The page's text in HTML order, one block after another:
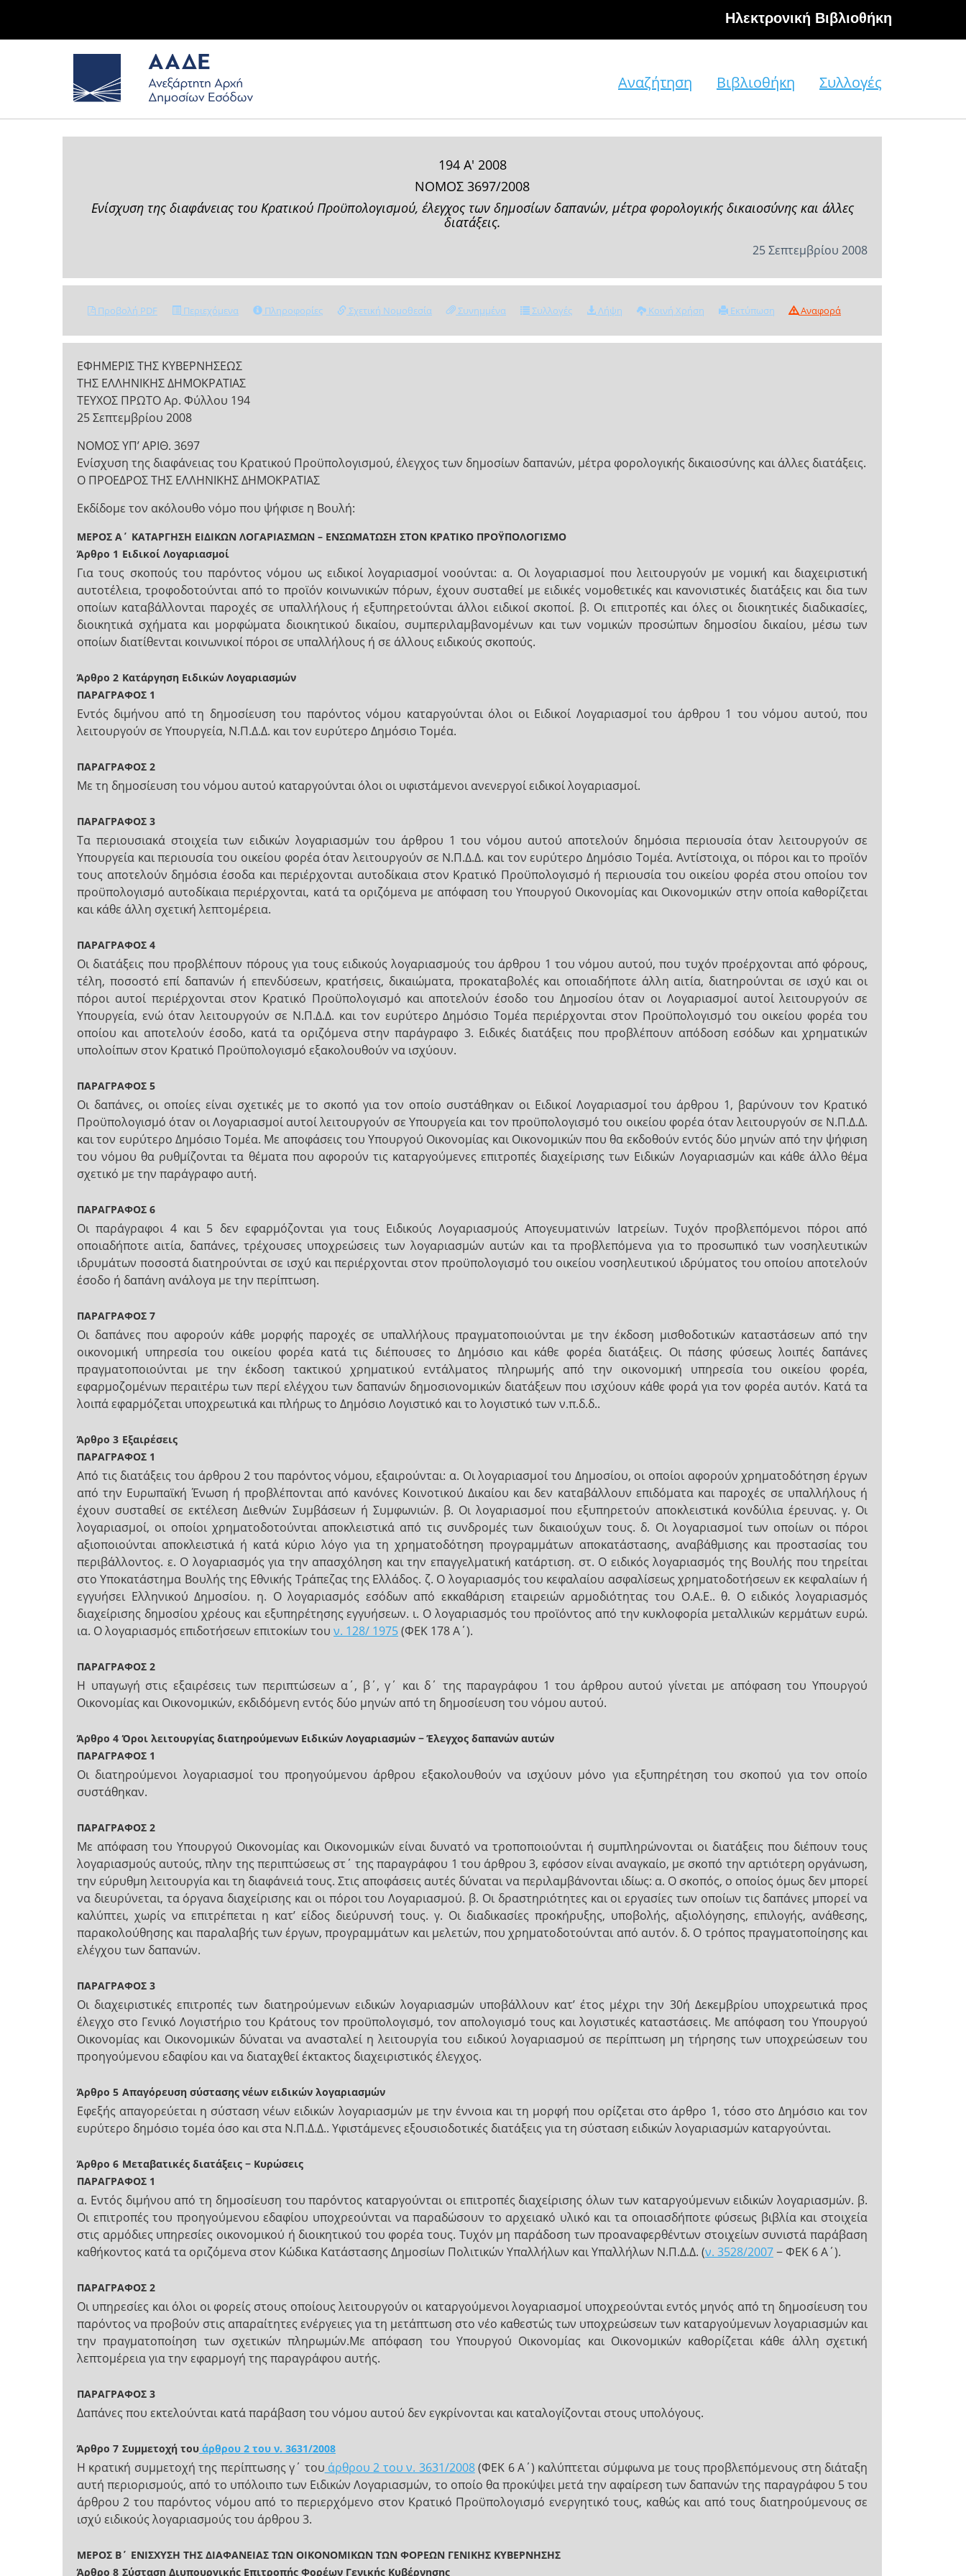
Hλεκτρονική Βιβλιοθήκη
Αναζήτηση Βιβλιοθήκη Συλλογές
194 Α' 2008
ΝΟΜΟΣ 3697/2008
Ενίσχυση της διαφάνειας του Κρατικού Προϋπολογισμού, έλεγχος των δημοσίων δαπανών, μέτρα φορολογικής δικαιοσύνης και άλλες
διατάξεις.
25 Σεπτεμβρίου 2008
Προβολή PDF Περιεχόμενα Πληροφορίες Σχετική Νομοθεσία Συνημμένα Συλλογές Λήψη Κοινή Χρήση Εκτύπωση Αναφορά
ΕΦΗΜΕΡΙΣ ΤΗΣ ΚΥΒΕΡΝΗΣΕΩΣ
ΤΗΣ ΕΛΛΗΝΙΚΗΣ ΔΗΜΟΚΡΑΤΙΑΣ
ΤΕΥΧΟΣ ΠΡΩΤΟ Αρ. Φύλλου 194
25 Σεπτεμβρίου 2008
NOMOΣ ΥΠ’ ΑΡΙΘ. 3697
Ενίσχυση της διαφάνειας του Κρατικού Προϋπολογισμού, έλεγχος των δημοσίων δαπανών, μέτρα φορολογικής δικαιοσύνης και άλλες διατάξεις.
Ο ΠΡΟΕΔΡΟΣ ΤΗΣ ΕΛΛΗΝΙΚΗΣ ΔΗΜΟΚΡΑΤΙΑΣ
Εκδίδομε τον ακόλουθο νόμο που ψήφισε η Βουλή:
ΜΕΡΟΣ Α΄ ΚΑΤΑΡΓΗΣΗ ΕΙΔΙΚΩΝ ΛΟΓΑΡΙΑΣΜΩΝ – ΕΝΣΩΜΑΤΩΣΗ ΣΤΟΝ ΚΡΑΤΙΚΟ ΠΡΟΫΠΟΛΟΓΙΣΜΟ
Άρθρο 1 Ειδικοί Λογαριασμοί
Για τους σκοπούς του παρόντος νόμου ως ειδικοί λογαριασμοί νοούνται: α. Οι λογαριασμοί που λειτουργούν με νομική και διαχειριστική
αυτοτέλεια, τροφοδοτούνται από το προϊόν κοινωνικών πόρων, έχουν συσταθεί με ειδικές νομοθετικές και κανονιστικές διατάξεις και δια των
οποίων καταβάλλονται παροχές σε υπαλλήλους ή εξυπηρετούνται άλλοι ειδικοί σκοποί. β. Οι επιτροπές και όλες οι διοικητικές διαδικασίες,
διοικητικά σχήματα και μορφώματα διοικητικού δικαίου, συμπεριλαμβανομένων και των νομικών προσώπων δημοσίου δικαίου, μέσω των
οποίων διατίθενται κοινωνικοί πόροι σε υπαλλήλους ή σε άλλους ειδικούς σκοπούς.
Άρθρο 2 Κατάργηση Ειδικών Λογαριασμών
ΠΑΡΑΓΡΑΦΟΣ 1
Εντός διμήνου από τη δημοσίευση του παρόντος νόμου καταργούνται όλοι οι Ειδικοί Λογαριασμοί του άρθρου 1 του νόμου αυτού, που
λειτουργούν σε Υπουργεία, Ν.Π.Δ.Δ. και τον ευρύτερο Δημόσιο Τομέα.
ΠΑΡΑΓΡΑΦΟΣ 2
Με τη δημοσίευση του νόμου αυτού καταργούνται όλοι οι υφιστάμενοι ανενεργοί ειδικοί λογαριασμοί.
ΠΑΡΑΓΡΑΦΟΣ 3
Τα περιουσιακά στοιχεία των ειδικών λογαριασμών του άρθρου 1 του νόμου αυτού αποτελούν δημόσια περιουσία όταν λειτουργούν σε
Υπουργεία και περιουσία του οικείου φορέα όταν λειτουργούν σε Ν.Π.Δ.Δ. και τον ευρύτερο Δημόσιο Τομέα. Αντίστοιχα, οι πόροι και το προϊόν
τους αποτελούν δημόσια έσοδα και περιέρχονται αυτοδίκαια στον Κρατικό Προϋπολογισμό ή περιουσία του οικείου φορέα στου οποίου τον
προϋπολογισμό αυτοδίκαια περιέρχονται, κατά τα οριζόμενα με απόφαση του Υπουργού Οικονομίας και Οικονομικών στην οποία καθορίζεται
και κάθε άλλη σχετική λεπτομέρεια.
ΠΑΡΑΓΡΑΦΟΣ 4
Οι διατάξεις που προβλέπουν πόρους για τους ειδικούς λογαριασμούς του άρθρου 1 του νόμου αυτού, που τυχόν προέρχονται από φόρους,
τέλη, ποσοστό επί δαπανών ή επενδύσεων, κρατήσεις, δικαιώματα, προκαταβολές και οποιαδήποτε άλλη αιτία, διατηρούνται σε ισχύ και οι
πόροι αυτοί περιέρχονται στον Κρατικό Προϋπολογισμό και αποτελούν έσοδο του Δημοσίου όταν οι Λογαριασμοί αυτοί λειτουργούν σε
Υπουργεία, ενώ όταν λειτουργούν σε Ν.Π.Δ.Δ. και τον ευρύτερο Δημόσιο Τομέα περιέρχονται στον Προϋπολογισμό του οικείου φορέα του
οποίου και αποτελούν έσοδο, κατά τα οριζόμενα στην παράγραφο 3. Ειδικές διατάξεις που προβλέπουν απόδοση εσόδων και χρηματικών
υπολοίπων στον Κρατικό Προϋπολογισμό εξακολουθούν να ισχύουν.
ΠΑΡΑΓΡΑΦΟΣ 5
Οι δαπάνες, οι οποίες είναι σχετικές με το σκοπό για τον οποίο συστάθηκαν οι Ειδικοί Λογαριασμοί του άρθρου 1, βαρύνουν τον Κρατικό
Προϋπολογισμό όταν οι Λογαριασμοί αυτοί λειτουργούν σε Υπουργεία και τον προϋπολογισμό του οικείου φορέα όταν λειτουργούν σε Ν.Π.Δ.Δ.
και τον ευρύτερο Δημόσιο Τομέα. Με αποφάσεις του Υπουργού Οικονομίας και Οικονομικών που θα εκδοθούν εντός δύο μηνών από την ψήφιση
του νόμου θα ρυθμίζονται τα θέματα που αφορούν τις καταργούμενες επιτροπές διαχείρισης των Ειδικών Λογαριασμών και κάθε άλλο θέμα
σχετικό με την παράγραφο αυτή.
ΠΑΡΑΓΡΑΦΟΣ 6
Οι παράγραφοι 4 και 5 δεν εφαρμόζονται για τους Ειδικούς Λογαριασμούς Απογευματινών Ιατρείων. Τυχόν προβλεπόμενοι πόροι από
οποιαδήποτε αιτία, δαπάνες, τρέχουσες υποχρεώσεις των λογαριασμών αυτών και τα προβλεπόμενα για το προσωπικό των νοσηλευτικών
ιδρυμάτων ποσοστά διατηρούνται σε ισχύ και περιέρχονται στον προϋπολογισμό του οικείου νοσηλευτικού ιδρύματος του οποίου αποτελούν
έσοδο ή δαπάνη ανάλογα με την περίπτωση.
ΠΑΡΑΓΡΑΦΟΣ 7
Οι δαπάνες που αφορούν κάθε μορφής παροχές σε υπαλλήλους πραγματοποιούνται με την έκδοση μισθοδοτικών καταστάσεων από την
οικονομική υπηρεσία του οικείου φορέα κατά τις διέπουσες το Δημόσιο και κάθε φορέα διατάξεις. Οι πάσης φύσεως λοιπές δαπάνες
πραγματοποιούνται με την έκδοση τακτικού χρηματικού εντάλματος πληρωμής από την οικονομική υπηρεσία του οικείου φορέα,
εφαρμοζομένων περαιτέρω των περί ελέγχου των δαπανών δημοσιονομικών διατάξεων που ισχύουν κάθε φορά για τον φορέα αυτόν. Κατά τα
λοιπά εφαρμόζεται υποχρεωτικά και πλήρως το Δημόσιο Λογιστικό και το λογιστικό των ν.π.δ.δ..
Άρθρο 3 Εξαιρέσεις
ΠΑΡΑΓΡΑΦΟΣ 1
Από τις διατάξεις του άρθρου 2 του παρόντος νόμου, εξαιρούνται: α. Οι λογαριασμοί του Δημοσίου, οι οποίοι αφορούν χρηματοδότηση έργων
από την Ευρωπαϊκή Ένωση ή προβλέπονται από κανόνες Κοινοτικού Δικαίου και δεν καταβάλλουν επιδόματα και παροχές σε υπαλλήλους ή
έχουν συσταθεί σε εκτέλεση Διεθνών Συμβάσεων ή Συμφωνιών. β. Οι λογαριασμοί που εξυπηρετούν αποκλειστικά κονδύλια έρευνας. γ. Οι
λογαριασμοί, οι οποίοι χρηματοδοτούνται αποκλειστικά από τις συνδρομές των δικαιούχων τους. δ. Οι λογαριασμοί των οποίων οι πόροι
αξιοποιούνται αποκλειστικά ή κατά κύριο λόγο για τη χρηματοδότηση προγραμμάτων αποκατάστασης, αναβάθμισης και προστασίας του
περιβάλλοντος. ε. Ο λογαριασμός για την απασχόληση και την επαγγελματική κατάρτιση. στ. Ο ειδικός λογαριασμός της Βουλής που τηρείται
στο Υποκατάστημα Βουλής της Εθνικής Τράπεζας της Ελλάδος. ζ. Ο λογαριασμός του κεφαλαίου ασφαλίσεως χρηματοδοτήσεων εκ κεφαλαίων ή
εγγυήσει Ελληνικού Δημοσίου. η. Ο λογαριασμός εσόδων από εκκαθάριση εταιρειών αρμοδιότητας του Ο.Α.Ε.. θ. Ο ειδικός λογαριασμός
διαχείρισης δημοσίου χρέους και εξυπηρέτησης εγγυήσεων. ι. Ο λογαριασμός του προϊόντος από την κυκλοφορία μεταλλικών κερμάτων ευρώ.
ια. Ο λογαριασμός επιδοτήσεων επιτοκίων του ν. 128/ 1975(ΦΕΚ 178 Α΄).
ΠΑΡΑΓΡΑΦΟΣ 2
Η υπαγωγή στις εξαιρέσεις των περιπτώσεων α΄, β΄, γ΄ και δ΄ της παραγράφου 1 του άρθρου αυτού γίνεται με απόφαση του Υπουργού
Οικονομίας και Οικονομικών, εκδιδόμενη εντός δύο μηνών από τη δημοσίευση του νόμου αυτού.
Άρθρο 4 Όροι λειτουργίας διατηρούμενων Ειδικών Λογαριασμών − Έλεγχος δαπανών αυτών
ΠΑΡΑΓΡΑΦΟΣ 1
Οι διατηρούμενοι λογαριασμοί του προηγούμενου άρθρου εξακολουθούν να ισχύουν μόνο για εξυπηρέτηση του σκοπού για τον οποίο
συστάθηκαν.
ΠΑΡΑΓΡΑΦΟΣ 2
Με απόφαση του Υπουργού Οικονομίας και Οικονομικών είναι δυνατό να τροποποιούνται ή συμπληρώνονται οι διατάξεις που διέπουν τους
λογαριασμούς αυτούς, πλην της περιπτώσεως στ΄ της παραγράφου 1 του άρθρου 3, εφόσον είναι αναγκαίο, με σκοπό την αρτιότερη οργάνωση,
την εύρυθμη λειτουργία και τη διαφάνειά τους. Στις αποφάσεις αυτές δύναται να περιλαμβάνονται ιδίως: α. Ο σκοπός, ο οποίος όμως δεν μπορεί
να διευρύνεται, τα όργανα διαχείρισης και οι πόροι του Λογαριασμού. β. Οι δραστηριότητες και οι εργασίες των οποίων τις δαπάνες μπορεί να
καλύπτει, χωρίς να επιτρέπεται η κατ’ είδος διεύρυνσή τους. γ. Οι διαδικασίες προκήρυξης, υποβολής, αξιολόγησης, επιλογής, ανάθεσης,
παρακολούθησης και παραλαβής των έργων, προγραμμάτων και μελετών, που χρηματοδοτούνται από αυτόν. δ. Ο τρόπος πραγματοποίησης και
ελέγχου των δαπανών.
ΠΑΡΑΓΡΑΦΟΣ 3
Οι διαχειριστικές επιτροπές των διατηρούμενων ειδικών λογαριασμών υποβάλλουν κατ’ έτος μέχρι την 30ή Δεκεμβρίου υποχρεωτικά προς
έλεγχο στο Γενικό Λογιστήριο του Κράτους τον προϋπολογισμό, τον απολογισμό τους και λογιστικές καταστάσεις. Με απόφαση του Υπουργού
Οικονομίας και Οικονομικών δύναται να ανασταλεί η λειτουργία του ειδικού λογαριασμού σε περίπτωση μη τήρησης των υποχρεώσεων του
προηγούμενου εδαφίου και να διαταχθεί έκτακτος διαχειριστικός έλεγχος.
Άρθρο 5 Απαγόρευση σύστασης νέων ειδικών λογαριασμών
Εφεξής απαγορεύεται η σύσταση νέων ειδικών λογαριασμών με την έννοια και τη μορφή που ορίζεται στο άρθρο 1, τόσο στο Δημόσιο και τον
ευρύτερο δημόσιο τομέα όσο και στα Ν.Π.Δ.Δ.. Υφιστάμενες εξουσιοδοτικές διατάξεις για τη σύσταση ειδικών λογαριασμών καταργούνται.
Άρθρο 6 Μεταβατικές διατάξεις − Κυρώσεις
ΠΑΡΑΓΡΑΦΟΣ 1
α. Εντός διμήνου από τη δημοσίευση του παρόντος καταργούνται οι επιτροπές διαχείρισης όλων των καταργούμενων ειδικών λογαριασμών. β.
Οι επιτροπές του προηγούμενου εδαφίου υποχρεούνται να παραδώσουν το αρχειακό υλικό και τα οποιασδήποτε φύσεως βιβλία και στοιχεία
στις αρμόδιες υπηρεσίες οικονομικού ή διοικητικού του φορέα τους. Τυχόν μη παράδοση των προαναφερθέντων στοιχείων συνιστά παράβαση
καθήκοντος κατά τα οριζόμενα στον Κώδικα Κατάστασης Δημοσίων Πολιτικών Υπαλλήλων και Υπαλλήλων Ν.Π.Δ.Δ. (ν. 3528/2007− ΦΕΚ 6 Α΄).
ΠΑΡΑΓΡΑΦΟΣ 2
Οι υπηρεσίες και όλοι οι φορείς στους οποίους λειτουργούν οι καταργούμενοι λογαριασμοί υποχρεούνται εντός μηνός από τη δημοσίευση του
παρόντος να προβούν στις απαραίτητες ενέργειες για τη μετάπτωση στο νέο καθεστώς των υποχρεώσεων των καταργούμενων λογαριασμών και
την πραγματοποίηση των σχετικών πληρωμών.Με απόφαση του Υπουργού Οικονομίας και Οικονομικών καθορίζεται κάθε άλλη σχετική
λεπτομέρεια για την εφαρμογή της παραγράφου αυτής.
ΠΑΡΑΓΡΑΦΟΣ 3
Δαπάνες που εκτελούνται κατά παράβαση του νόμου αυτού δεν εγκρίνονται και καταλογίζονται στους υπολόγους.
Άρθρο 7 Συμμετοχή του άρθρου 2 του ν. 3631/2008
Η κρατική συμμετοχή της περίπτωσης γ΄ του άρθρου 2 του ν. 3631/2008(ΦΕΚ 6 Α΄) καλύπτεται σύμφωνα με τους προβλεπόμενους στη διάταξη
αυτή περιορισμούς, από το υπόλοιπο των Ειδικών Λογαριασμών, το οποίο θα προκύψει μετά την αφαίρεση των δαπανών της παραγράφου 5 του
άρθρου 2 του παρόντος νόμου από το περιερχόμενο στον Κρατικό Προϋπολογισμό ενεργητικό τους, καθώς και από τους διατηρούμενους σε
ισχύ ειδικούς λογαριασμούς του άρθρου 3.
ΜΕΡΟΣ Β΄ ΕΝΙΣΧΥΣΗ ΤΗΣ ΔΙΑΦΑΝΕΙΑΣ ΤΩΝ ΟΙΚΟΝΟΜΙΚΩΝ ΤΩΝ ΦΟΡΕΩΝ ΓΕΝΙΚΗΣ ΚΥΒΕΡΝΗΣΗΣ
Άρθρο 8 Σύσταση Διυπουργικής Επιτροπής Φορέων Γενικής Κυβέρνησης